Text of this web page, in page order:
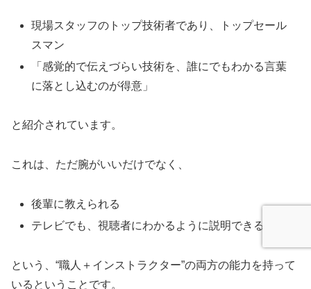
現場スタッフのトップ技術者であり、トップセール
スマン
「感覚的で伝えづらい技術を、誰にでもわかる言葉
に落とし込むのが得意」
と紹介されています。
これは、ただ腕がいいだけでなく、
後輩に教えられる
テレビでも、視聴者にわかるように説明できる
という、“職人＋インストラクター”の両方の能力を持って
いるということです。